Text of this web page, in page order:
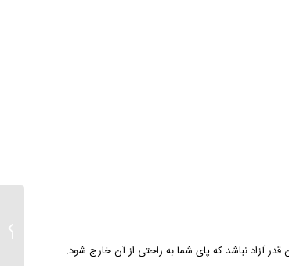
قدر آزاد نباشد که پای شما به راحتی از آن خارج شود.